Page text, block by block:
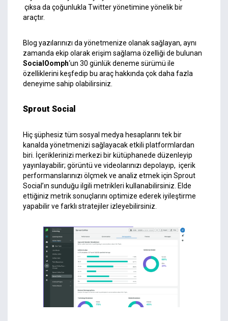
çıksa da çoğunlukla Twitter yönetimine yönelik bir
araçtır.
Blog yazılarınızı da yönetmenize olanak sağlayan, aynı
zamanda ekip olarak erişim sağlama özelliği de bulunan
SocialOomph‘un 30 günlük deneme sürümü ile
özelliklerini keşfedip bu araç hakkında çok daha fazla
deneyime sahip olabilirsiniz.
Sprout Social
Hiç şüphesiz tüm sosyal medya hesaplarını tek bir
kanalda yönetmenizi sağlayacak etkili platformlardan
biri. İçeriklerinizi merkezi bir kütüphanede düzenleyip
yayınlayabilir; görüntü ve videolarınızı depolayıp, içerik
performanslarınızı ölçmek ve analiz etmek için Sprout
Social’ın sunduğu ilgili metrikleri kullanabilirsiniz. Elde
ettiğiniz metrik sonuçlarını optimize ederek iyileştirme
yapabilir ve farklı stratejiler izleyebilirsiniz.